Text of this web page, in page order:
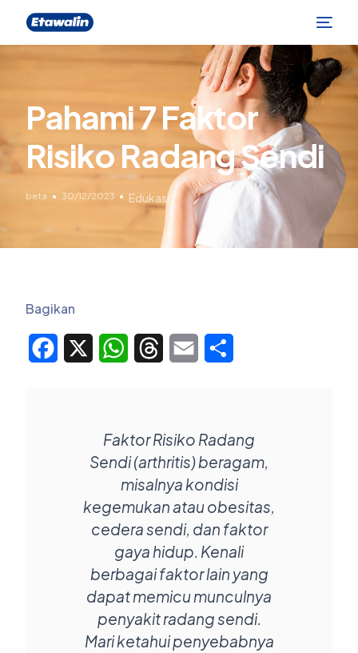
Pahami 7 Faktor
Risiko Radang Sendi
beta 30/12/2023 Edukasi
Bagikan
Facebook WhatsAppThreadsEmail
Faktor Risiko Radang
Sendi (arthritis) beragam,
misalnya kondisi
kegemukan atau obesitas,
cedera sendi, dan faktor
gaya hidup. Kenali
berbagai faktor lain yang
dapat memicu munculnya
penyakit radang sendi.
Mari ketahui penyebabnya